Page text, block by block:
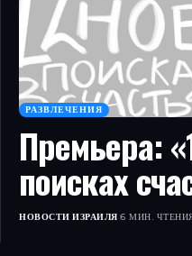
РАЗВЛЕЧЕНИЯ
Премьера:
поисках
НОВОСТИ ИЗРАИЛЯ 6 МИН.